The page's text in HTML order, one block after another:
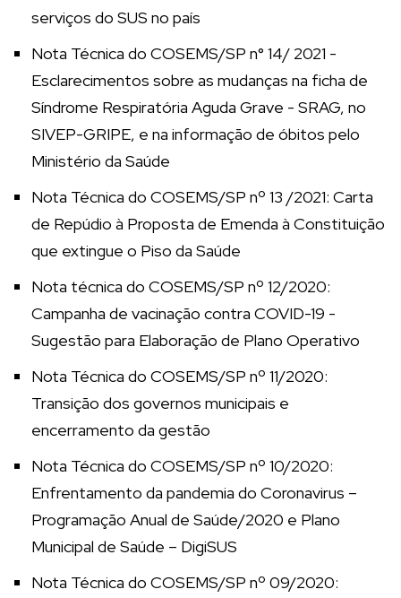
serviços do SUS no país
Nota Técnica do COSEMS/SP n° 14/ 2021 -
Esclarecimentos sobre as mudanças na ficha de
Síndrome Respiratória Aguda Grave - SRAG, no
SIVEP-GRIPE, e na informação de óbitos pelo
Ministério da Saúde
Nota Técnica do COSEMS/SP nº 13 /2021: Carta
de Repúdio à Proposta de Emenda à Constituição
que extingue o Piso da Saúde
Nota técnica do COSEMS/SP nº 12/2020:
Campanha de vacinação contra COVID-19 -
Sugestão para Elaboração de Plano Operativo
Nota Técnica do COSEMS/SP nº 11/2020:
Transição dos governos municipais e
encerramento da gestão
Nota Técnica do COSEMS/SP nº 10/2020:
Enfrentamento da pandemia do Coronavirus –
Programação Anual de Saúde/2020 e Plano
Municipal de Saúde – DigiSUS
Nota Técnica do COSEMS/SP nº 09/2020: